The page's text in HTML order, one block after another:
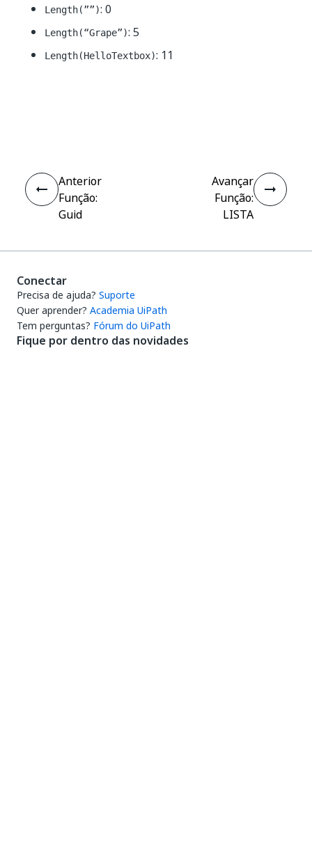
Length(””): 0
Length(“Grape”): 5
Length(HelloTextbox): 11
Anterior
Função:
Guid
Avançar
Função:
LISTA
Conectar
Precisa de ajuda? Suporte
Quer aprender? Academia UiPath
Tem perguntas? Fórum do UiPath
Fique por dentro das novidades